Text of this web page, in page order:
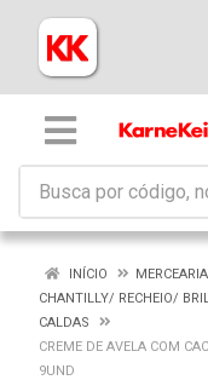
INÍCIO
CHANTILLY/ RECHEIO/
CALDAS
CREME DE AVELA COM
9UND